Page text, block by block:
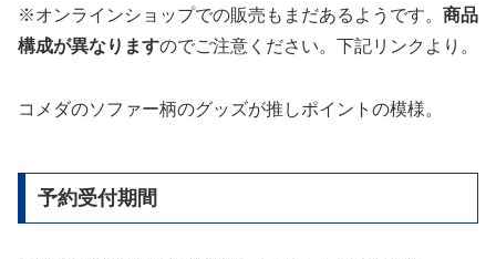
※オンラインショップでの販売もまだあるようです。 商品
構成が異なりますのでご注意ください。下記リンクより。
コメダのソファー柄のグッズが推しポイントの模様。
予約受付期間